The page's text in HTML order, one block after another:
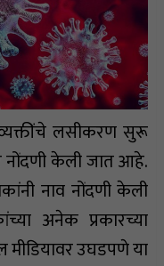
व्यक्तींचे लसीकरण सुरू
नोंदणी केली जात आहे.
नाव नोंदणी केली
अनेक प्रकारच्या
मीडियावर उघडपणे या